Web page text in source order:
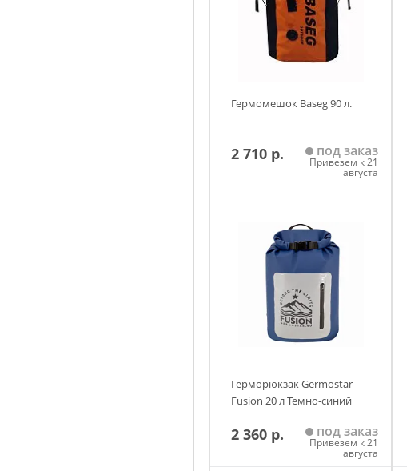
Гермомешок Baseg 90 л.
2 710 р. под заказ
Привезем к 21
августа
Герморюкзак Germostar
Fusion 20 л Темно-синий
2 360 р. под заказ
Привезем к 21
августа